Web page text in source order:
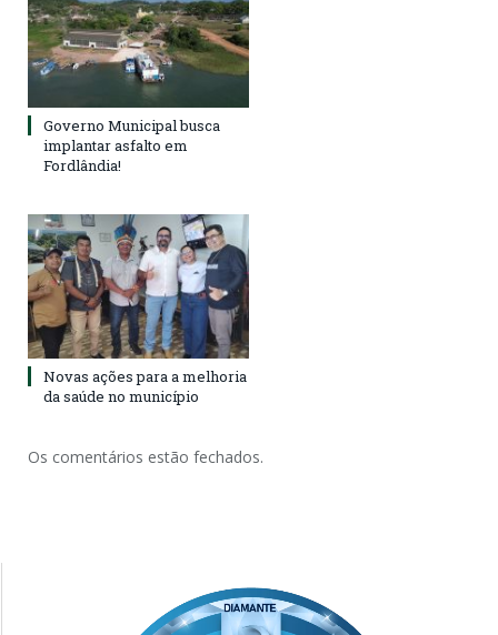
Governo Municipal busca
implantar asfalto em
Fordlândia!
Novas ações para a melhoria
da saúde no município
Os comentários estão fechados.